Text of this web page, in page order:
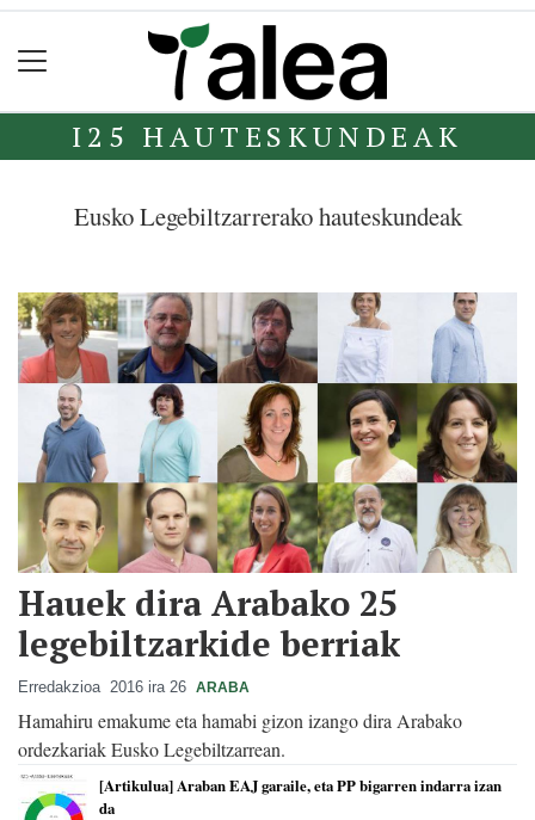
I25 HAUTESKUNDEAK
Eusko Legebiltzarrerako hauteskundeak
Hauek dira Arabako 25
legebiltzarkide berriak
Erredakzioa 2016 ira 26 ARABA
Hamahiru emakume eta hamabi gizon izango dira Arabako
ordezkariak Eusko Legebiltzarrean.
[Artikulua] Araban EAJ garaile, eta PP bigarren indarra izan
da